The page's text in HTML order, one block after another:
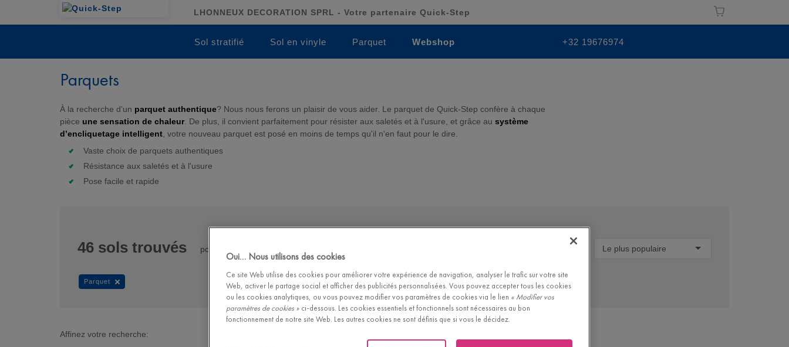
LHONNEUX DECORATION SPRL - Votre partenaire Quick-Step
Sol stratifié Sol en vinyle Parquet Webshop +32 19676974
Parquets
À la recherche d'un parquet authentique? Nous nous ferons un plaisir de vous aider. Le parquet de Quick-Step confère à chaque
pièce une sensation de chaleur. De plus, il convient parfaitement pour résister aux saletés et à l'usure, et grâce au système
d’encliquetage intelligent , votre nouveau parquet est posé en moins de temps qu'il n'en faut pour le dire.
Vaste choix de parquets authentiques
Résistance aux saletés et à l'usure
Pose facile et rapide
46 sols trouvés pour Le plus populaire
Parquet
Affinez votre recherche:
Oui… Nous utilisons des cookies
Ce site Web utilise des cookies pour améliorer votre expérience de navigation, analyser le trafic sur votre site
Web, activer le partage social et afficher des publicités personnalisées. Vous pouvez accepter tous les cookies
ou les cookies analytiques, ou vous pouvez modifier vos paramètres de cookies via le lien « Modifier vos
paramètres de cookies » ci-dessous. Les cookies essentiels et fonctionnels sont nécessaires au bon
fonctionnement de notre site Web. Les autres cookies ne sont définis que si vous le décidez.